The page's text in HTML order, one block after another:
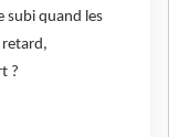
subi quand les
?